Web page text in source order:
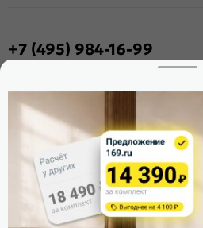
+7 (495) 984-16-99
Поделиться
Оцените магазин